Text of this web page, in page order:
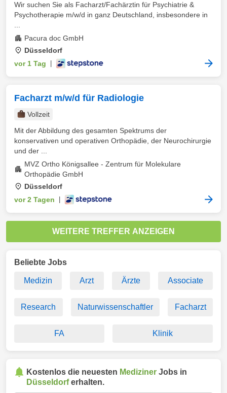
Wir suchen Sie als Facharzt/Fachärztin für Psychiatrie &
Psychotherapie m/w/d in ganz Deutschland, insbesondere in
Pacura doc GmbH
Düsseldorf
vor 1 Tag
Facharzt m/w/d für Radiologie
Vollzeit
Mit der Abbildung des gesamten Spektrums der
konservativen und operativen Orthopädie, der Neurochirurgie
und der ...
MVZ Ortho Königsallee - Zentrum für Molekulare
Orthopädie GmbH
Düsseldorf
vor 2 Tagen
WEITERE TREFFER ANZEIGEN
Beliebte Jobs
Medizin Arzt Ärzte Associate
Research Naturwissenschaftler Facharzt
FA Klinik
Kostenlos die neuesten Mediziner Jobs in
Düsseldorferhalten.